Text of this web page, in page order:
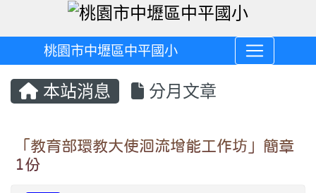
桃園市中壢區中平國小
本站消息 分月文章
「教育部環教大使洄流增能工作坊」簡章
1份